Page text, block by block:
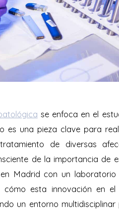
se enfoca en el
es una pieza clave para
de diversas
de la importancia de
Madrid con un
cómo esta innovación en
un entorno